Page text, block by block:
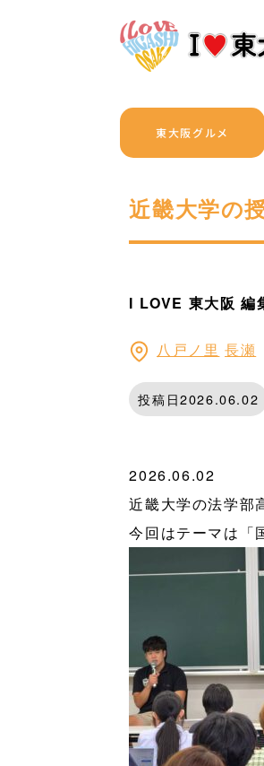
東大阪グルメ
近畿大学の
I LOVE 東大阪 編
八戸ノ里 長瀬
投稿日2026.06.02
2026.06.02
近畿大学の法学部
今回はテーマは「